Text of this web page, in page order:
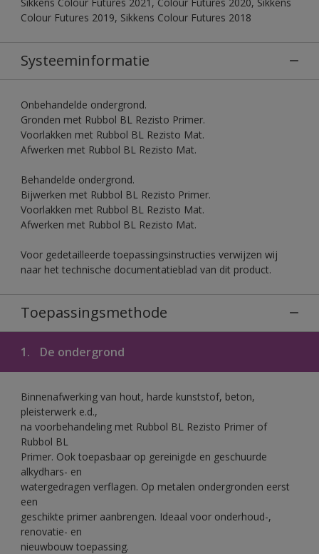
Colour Futures 2019, Sikkens Colour Futures 2018
Systeeminformatie
Onbehandelde ondergrond.
Gronden met Rubbol BL Rezisto Primer.
Voorlakken met Rubbol BL Rezisto Mat.
Afwerken met Rubbol BL Rezisto Mat.
Behandelde ondergrond.
Bijwerken met Rubbol BL Rezisto Primer.
Voorlakken met Rubbol BL Rezisto Mat.
Afwerken met Rubbol BL Rezisto Mat.
Voor gedetailleerde toepassingsinstructies verwijzen wij
naar het technische documentatieblad van dit product.
Toepassingsmethode
1. De ondergrond
Binnenafwerking van hout, harde kunststof, beton,
pleisterwerk e.d.,
na voorbehandeling met Rubbol BL Rezisto Primer of
Rubbol BL
Primer. Ook toepasbaar op gereinigde en geschuurde
alkydhars- en
watergedragen verflagen. Op metalen ondergronden eerst
een
geschikte primer aanbrengen. Ideaal voor onderhoud-,
renovatie- en
nieuwbouw toepassing.